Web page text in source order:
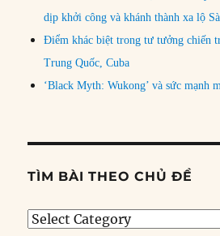
dịp khởi công và khánh thành xa lộ
Điểm khác biệt trong tư tưởng chiến
Trung Quốc, Cuba
‘Black Myth: Wukong’ và sức mạnh
TÌM BÀI THEO CHỦ ĐỀ
Tìm